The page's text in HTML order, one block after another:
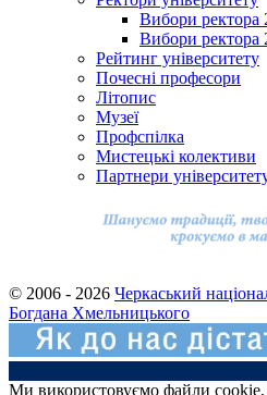
Вибори ректора
Вибори ректора
Рейтинг університету
Почесні професори
Літопис
Музеї
Профспілка
Мистецькі колективи
Партнери
© 2006 - 2026 Черкаський
Богдана Хмельницького
Ми використовуємо файли